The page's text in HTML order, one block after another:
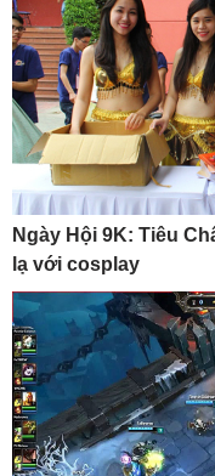
Ngày Hội 9K: Tiêu
lạ với cosplay